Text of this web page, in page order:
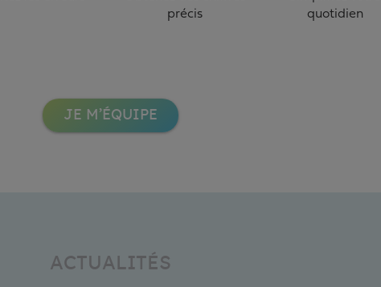
précis
quotidien
JE M’ÉQUIPE
ACTUALITÉS